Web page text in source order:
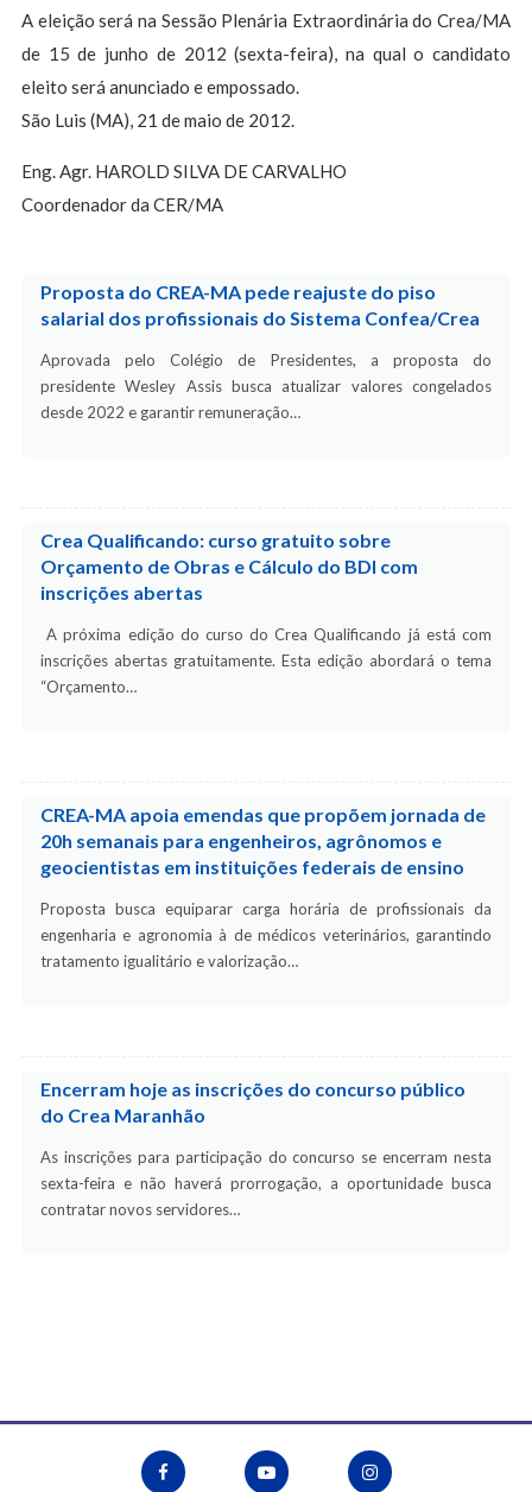
A eleição será na Sessão Plenária Extraordinária do Crea/MA
de 15 de junho de 2012 (sexta-feira), na qual o candidato
eleito será anunciado e empossado.
São Luis (MA), 21 de maio de 2012.
Eng. Agr. HAROLD SILVA DE CARVALHO
Coordenador da CER/MA
Proposta do CREA-MA pede reajuste do piso
salarial dos profissionais do Sistema Confea/Crea
Aprovada pelo Colégio de Presidentes, a proposta do
presidente Wesley Assis busca atualizar valores congelados
desde 2022 e garantir remuneração…
Crea Qualificando: curso gratuito sobre
Orçamento de Obras e Cálculo do BDI com
inscrições abertas
A próxima edição do curso do Crea Qualificando já está com
inscrições abertas gratuitamente. Esta edição abordará o tema
“Orçamento…
CREA-MA apoia emendas que propõem jornada de
20h semanais para engenheiros, agrônomos e
geocientistas em instituições federais de ensino
Proposta busca equiparar carga horária de profissionais da
engenharia e agronomia à de médicos veterinários, garantindo
tratamento igualitário e valorização…
Encerram hoje as inscrições do concurso público
do Crea Maranhão
As inscrições para participação do concurso se encerram nesta
sexta-feira e não haverá prorrogação, a oportunidade busca
contratar novos servidores…